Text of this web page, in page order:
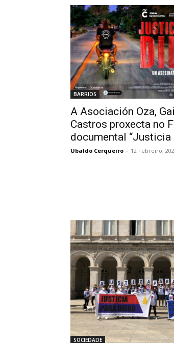
BARRIOS
A Asociación Oza,
Castros proxecta no
documental “Justicia
Ubaldo Cerqueiro - 12 Febreiro,
SOCIEDADE